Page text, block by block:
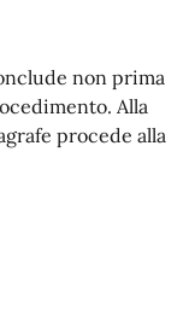
non prima
Alla
procede alla